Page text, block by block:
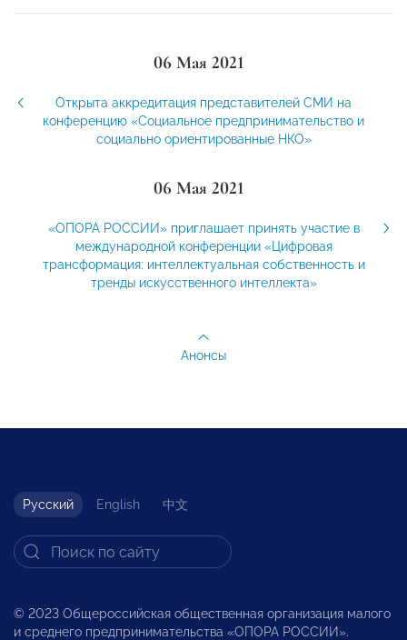
06 Мая 2021
Открыта аккредитация представителей СМИ на
конференцию «Социальное предпринимательство и
социально ориентированные НКО»
06 Мая 2021
«ОПОРА РОССИИ» приглашает принять участие в
международной конференции «Цифровая
трансформация: интеллектуальная собственность и
тренды искусственного интеллекта»
Анонсы
Русский English 中文
© 2023 Общероссийская общественная организация малого
и среднего предпринимательства «ОПОРА РОССИИ».